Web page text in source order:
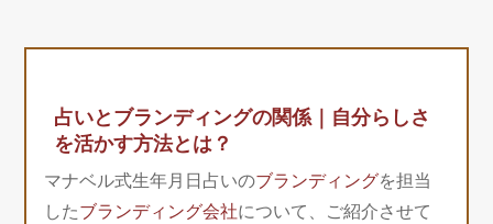
占いとブランディングの関係｜自分らしさ
を活かす方法とは？
マナベル式生年月日占いのブランディングを担当
したブランディング会社について、ご紹介させて